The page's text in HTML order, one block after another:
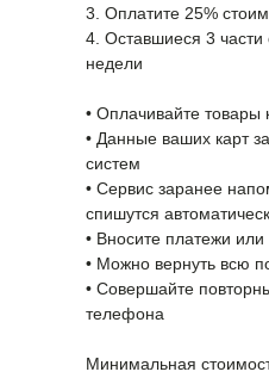
3. Оплатите 25%
4. Оставшиеся 3 части
недели
• Оплачивайте
• Данные ваших карт
систем
• Сервис заранее
спишутся
• Вносите платежи
• Можно вернуть всю
• Совершайте
телефона
Минимальная